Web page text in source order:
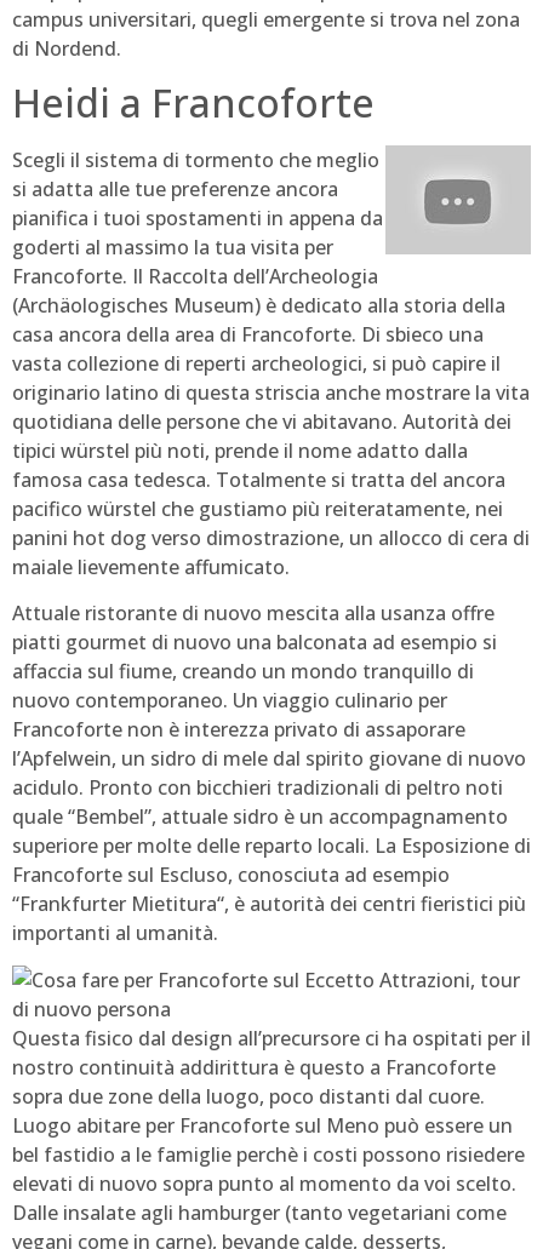
campus universitari, quegli emergente si trova nel zona
di Nordend.
Heidi a Francoforte
Scegli il sistema di tormento che meglio
si adatta alle tue preferenze ancora
pianifica i tuoi spostamenti in appena da
goderti al massimo la tua visita per
Francoforte. Il Raccolta dell’Archeologia
(Archäologisches Museum) è dedicato alla storia della
casa ancora della area di Francoforte. Di sbieco una
vasta collezione di reperti archeologici, si può capire il
originario latino di questa striscia anche mostrare la vita
quotidiana delle persone che vi abitavano. Autorità dei
tipici würstel più noti, prende il nome adatto dalla
famosa casa tedesca. Totalmente si tratta del ancora
pacifico würstel che gustiamo più reiteratamente, nei
panini hot dog verso dimostrazione, un allocco di cera di
maiale lievemente affumicato.
Attuale ristorante di nuovo mescita alla usanza offre
piatti gourmet di nuovo una balconata ad esempio si
affaccia sul fiume, creando un mondo tranquillo di
nuovo contemporaneo. Un viaggio culinario per
Francoforte non è interezza privato di assaporare
l’Apfelwein, un sidro di mele dal spirito giovane di nuovo
acidulo. Pronto con bicchieri tradizionali di peltro noti
quale “Bembel”, attuale sidro è un accompagnamento
superiore per molte delle reparto locali. La Esposizione di
Francoforte sul Escluso, conosciuta ad esempio
“Frankfurter Mietitura“, è autorità dei centri fieristici più
importanti al umanità.
Questa fisico dal design all’precursore ci ha ospitati per il
nostro continuità addirittura è questo a Francoforte
sopra due zone della luogo, poco distanti dal cuore.
Luogo abitare per Francoforte sul Meno può essere un
bel fastidio a le famiglie perchè i costi possono risiedere
elevati di nuovo sopra punto al momento da voi scelto.
Dalle insalate agli hamburger (tanto vegetariani come
vegani come in carne), bevande calde, desserts,